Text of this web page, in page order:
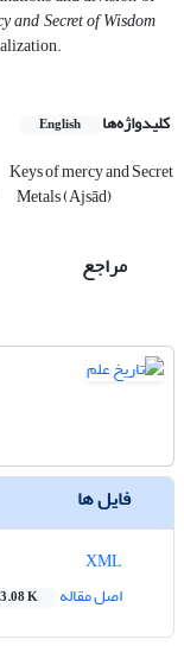
and Secret of Wisdom
کلیدواژه‌ها English
Keys of mercy and Secret
Metals (Ajsād)
مراجع
فایل ها
اصل مقاله
K